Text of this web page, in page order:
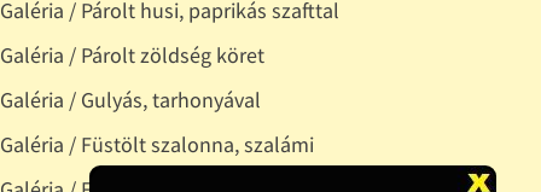
Galéria / Párolt husi, paprikás szafttal
Galéria / Párolt zöldség köret
Galéria / Gulyás, tarhonyával
Galéria / Füstölt szalonna, szalámi